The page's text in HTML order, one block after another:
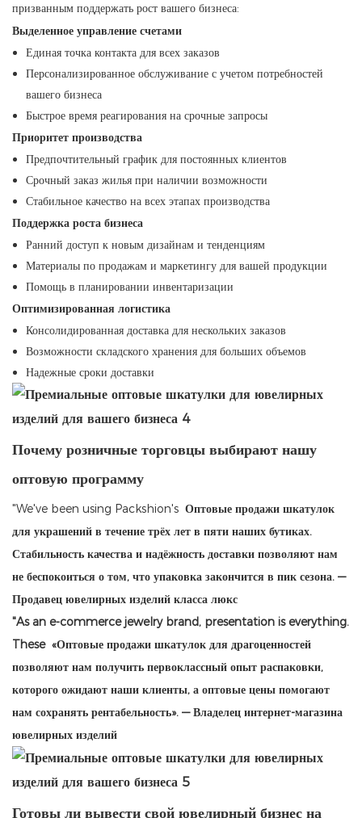
призванным поддержать рост вашего бизнеса:
Выделенное управление счетами
Единая точка контакта для всех заказов
Персонализированное обслуживание с учетом потребностей
вашего бизнеса
Быстрое время реагирования на срочные запросы
Приоритет производства
Предпочтительный график для постоянных клиентов
Срочный заказ жилья при наличии возможности
Стабильное качество на всех этапах производства
Поддержка роста бизнеса
Ранний доступ к новым дизайнам и тенденциям
Материалы по продажам и маркетингу для вашей продукции
Помощь в планировании инвентаризации
Оптимизированная логистика
Консолидированная доставка для нескольких заказов
Возможности складского хранения для больших объемов
Надежные сроки доставки
Почему розничные торговцы выбирают нашу
оптовую программу
"We've been using Packshion's Оптовые продажи шкатулок
для украшений в течение трёх лет в пяти наших бутиках.
Стабильность качества и надёжность доставки позволяют нам
не беспокоиться о том, что упаковка закончится в пик сезона. —
Продавец ювелирных изделий класса люкс
"As an e-commerce jewelry brand, presentation is everything.
These «Оптовые продажи шкатулок для драгоценностей
позволяют нам получить первоклассный опыт распаковки,
которого ожидают наши клиенты, а оптовые цены помогают
нам сохранять рентабельность». — Владелец интернет-магазина
ювелирных изделий
Готовы ли вывести свой ювелирный бизнес на